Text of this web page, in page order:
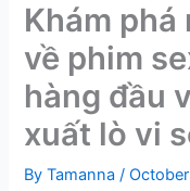
Khám
về phim
hàng đầu
xuất lò vi
ByTamanna/